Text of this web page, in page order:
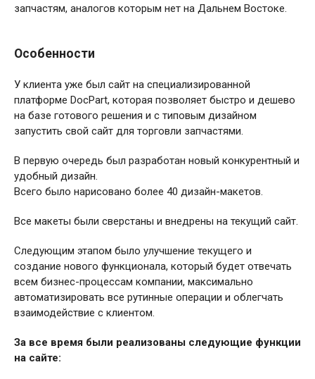
запчастям, аналогов которым нет на Дальнем Востоке.
Особенности
У клиента уже был сайт на специализированной
платформе DocPart, которая позволяет быстро и дешево
на базе готового решения и с типовым дизайном
запустить свой сайт для торговли запчастями.
В первую очередь был разработан новый конкурентный и
удобный дизайн.
Всего было нарисовано более 40 дизайн-макетов.
Все макеты были сверстаны и внедрены на текущий сайт.
Следующим этапом было улучшение текущего и
создание нового функционала, который будет отвечать
всем бизнес-процессам компании, максимально
автоматизировать все рутинные операции и облегчать
взаимодействие с клиентом.
За все время были реализованы следующие функции
на сайте: